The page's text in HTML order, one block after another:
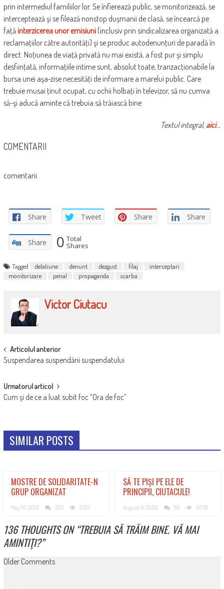
prin intermediul familiilor lor. Se înfierează public, se monitorizează, se
interceptează şi se filează nonstop duşmanii de clasă, se încearcă pe
faţă interzicerea unor emisiuni(inclusiv prin sindicalizarea organizată a
reclamaţiilor către autorităţi) şi se produc autodenunţuri de paradă în
direct. Noţiunea de viaţă privată nu mai există, a fost pur şi simplu
desfiinţată, informaţiile intime sunt, absolut toate, tranzacţionabile la
bursa unei aşa-zise necesităţi de informare a marelui public. Care
trebuie musai ţinut ocupat, cu ochii holbaţi în televizor, să nu cumva
să-şi aducă aminte că trebuia să trăiască bine.
Textul integral, aici…
COMENTARII
comentarii
Share Tweet Share Share
Share 0 Total
Shares
Tagged delatiune denunt dezgust filaj
interceptari
monitorizare
penal propaganda scarba
Victor Ciutacu
POST
NAVIGATION
Articolul anterior
Suspendarea suspendării suspendatului
Urmatorul articol
Cum şi de ce a luat subit foc “Ora de foc”
SIMILAR POSTS
MOSTRE DE SOLIDARITATE-N
GRUP ORGANIZAT
May 10, 2010 220 9327
SĂ TE PIȘI PE ELE DE
PRINCIPII, CIUTACULE!
August 6, 2009 96 9078
136 THOUGHTS ON “TREBUIA SĂ TRĂIM BINE. VĂ MAI
AMINTIŢI?”
COMMENT
Older Comments